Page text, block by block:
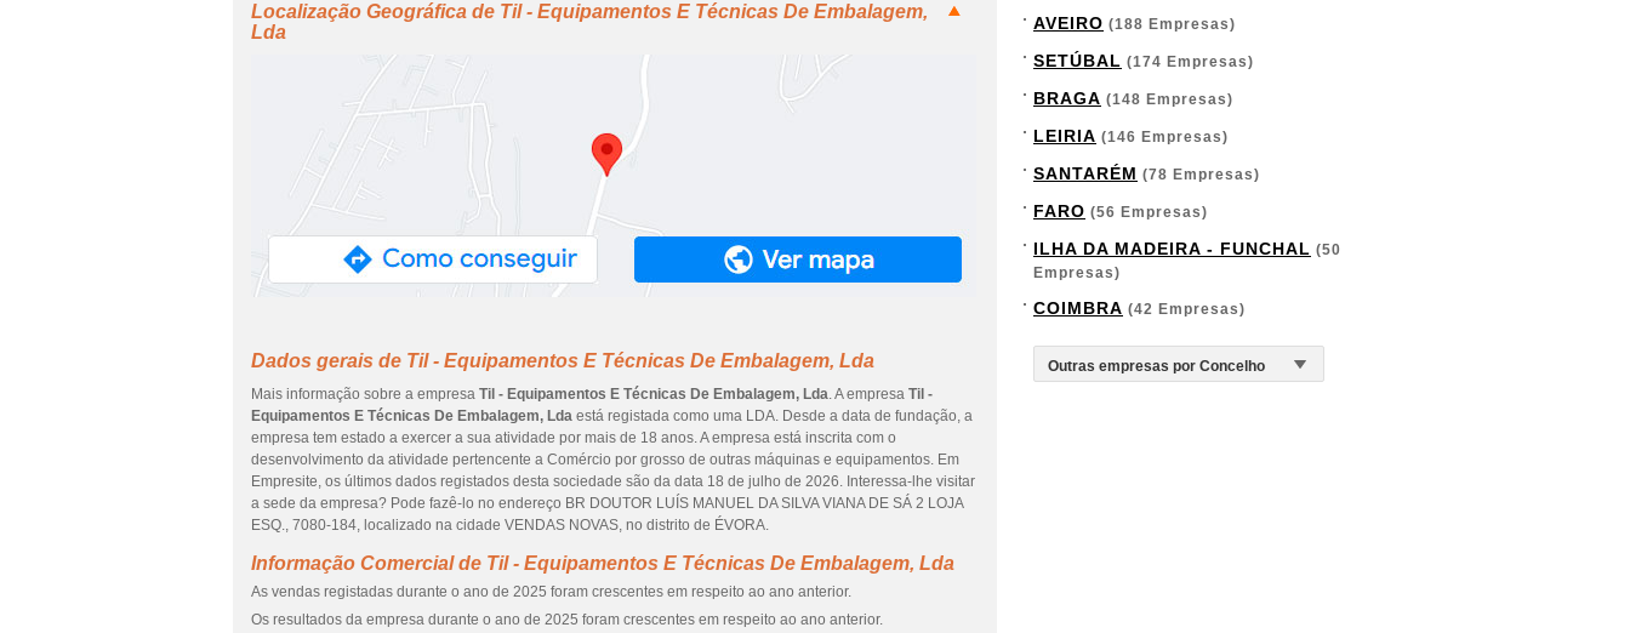
Localização Geográfica de Til - Equipamentos E Técnicas De Embalagem,
Lda
Dados gerais de Til - Equipamentos E Técnicas De Embalagem, Lda
Mais informação sobre a empresa Til - Equipamentos E Técnicas De Embalagem, Lda. A empresa Til -
Equipamentos E Técnicas De Embalagem, Lda está registada como uma LDA. Desde a data de fundação, a
empresa tem estado a exercer a sua atividade por mais de 18 anos. A empresa está inscrita com o
desenvolvimento da atividade pertencente a Comércio por grosso de outras máquinas e equipamentos. Em
Empresite, os últimos dados registados desta sociedade são da data 18 de julho de 2026. Interessa-lhe visitar
a sede da empresa? Pode fazê-lo no endereço BR DOUTOR LUÍS MANUEL DA SILVA VIANA DE SÁ 2 LOJA
ESQ., 7080-184, localizado na cidade VENDAS NOVAS, no distrito de ÉVORA.
Informação Comercial de Til - Equipamentos E Técnicas De Embalagem, Lda
As vendas registadas durante o ano de 2025 foram crescentes em respeito ao ano anterior.
Os resultados da empresa durante o ano de 2025 foram crescentes em respeito ao ano anterior.
AVEIRO (188 Empresas)
SETÚBAL (174 Empresas)
BRAGA (148 Empresas)
LEIRIA (146 Empresas)
SANTARÉM (78 Empresas)
FARO (56 Empresas)
ILHA DA MADEIRA - FUNCHAL (50
Empresas)
COIMBRA (42 Empresas)